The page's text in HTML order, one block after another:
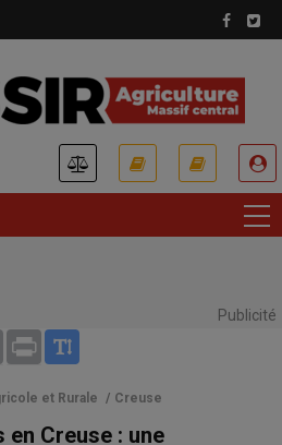
Publicité
Email Print
et Rurale / Creuse
en Creuse : une